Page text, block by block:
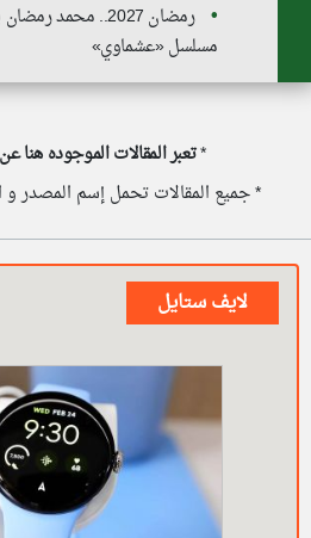
رمضان 2027..
مسلسل «عشماوي»
*تعبر المقالات الموجوده هنا
* جميع المقالات تحمل إسم المصدر و
لايف ستايل